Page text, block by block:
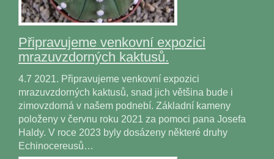
Připravujeme venkovní expozici
mrazuvzdorných kaktusů.
4.7 2021. Připravujeme venkovní expozici
mrazuvzdorných kaktusů, snad jich většina bude i
zimovzdorná v našem podnebí. Základní kameny
položeny v červnu roku 2021 za pomoci pana Josefa
Haldy. V roce 2023 byly dosázeny některé druhy
Echinocereusů…